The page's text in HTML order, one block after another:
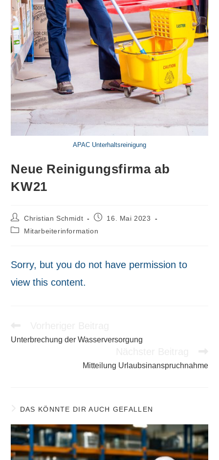
APAC Unterhaltsreinigung
Neue Reinigungsfirma ab
KW21
Beitrags-
Autor:
Christian Schmidt
Beitrag16. Mai 2023
Beitrags-
Mitarbeiterinformation
Sorry, but you do not have permission to
view this content.
ansehen
Unterbrechung der Wasserversorgung
Mitteilung Urlaubsinanspruchnahme
DAS KÖNNTE DIR AUCH GEFALLEN